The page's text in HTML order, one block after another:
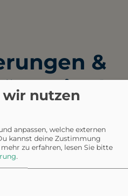
&
in der
Tour
wir nutzen
anpassen, welche externen
kannst deine Zustimmung
zu erfahren, lesen Sie bitte
.